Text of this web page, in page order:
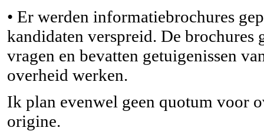
• Er werden informatiebrochures
kandidaten verspreid. De brochures
vragen en bevatten getuigenissen
overheid werken.
Ik plan evenwel geen quotum voor
origine.